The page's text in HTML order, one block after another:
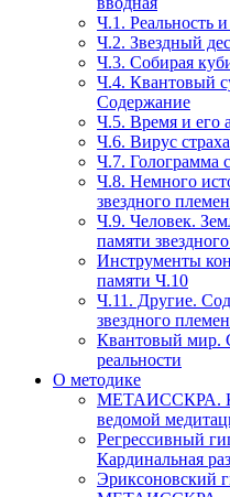
Ч.1. Реальность
Ч.2. Звездный
Ч.3. Собирая
Ч.4. Квантовый
Содержание
Ч.5. Время и его
Ч.6. Вирус
Ч.7. Голограмма
Ч.8. Немного
звездного
Ч.9. Человек.
памяти
Инструменты
памяти Ч.10
Ч.11. Другие.
звездного
Квантовый мир.
реальности
О методике
МЕТАИССКРА.
ведомой
Регрессивный
Кардинальная
Эриксоновский